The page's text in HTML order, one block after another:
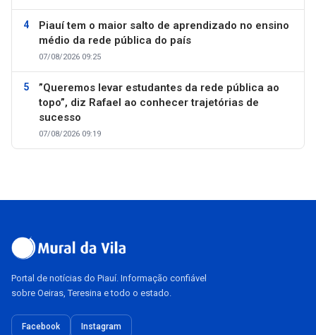
Piauí tem o maior salto de aprendizado no ensino
médio da rede pública do país
07/08/2026 09:25
”Queremos levar estudantes da rede pública ao
topo”, diz Rafael ao conhecer trajetórias de
sucesso
07/08/2026 09:19
Portal de notícias do Piauí. Informação confiável
sobre Oeiras, Teresina e todo o estado.
Facebook Instagram